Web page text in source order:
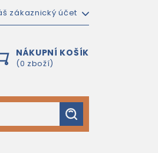
zákaznický účet
NÁKUPNÍ KOŠÍK
(0 zboží)